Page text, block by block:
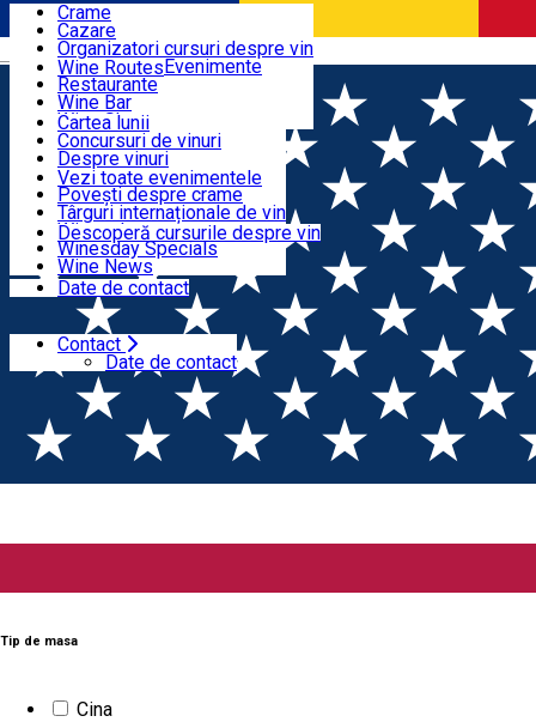
Română
Rute
Articole
Evenimente
Cursuri despre vin
Contact
Crame
Cazare
Organizatori cursuri despre vin
Organizatori Evenimente
Restaurante
Wine Bar
Wine Shops
Wine Routes
Cartea lunii
Concursuri de vinuri
Despre vinuri
Lansări de vinuri
Povești despre crame
Târguri internaționale de vin
Wine tales
Winesday Specials
Wine News
Vezi toate evenimentele
Descoperă cursurile despre vin
Date de contact
Contact
Date de contact
Acasă Cazare
Accommodation
Filtrează
Tip de masa
Cina
15rezultate
CazareCrame